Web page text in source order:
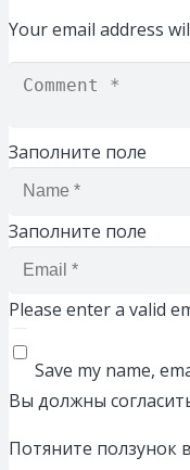
Your email address
Заполните поле
Заполните поле
Please enter a valid
Save my name,
Вы должны
Потяните ползунок